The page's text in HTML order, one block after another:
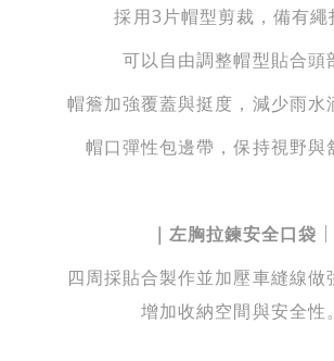
採用3片帽型剪裁，備有繩
可以自由調整帽型貼合頭
帽簷加強覆蓋與挺度，減少雨水
帽口彈性包邊帶，保持視野與
｜ 左胸拉鍊安全口袋 ｜
四周採貼合製作並加壓車縫線做
增加收納空間與安全性。